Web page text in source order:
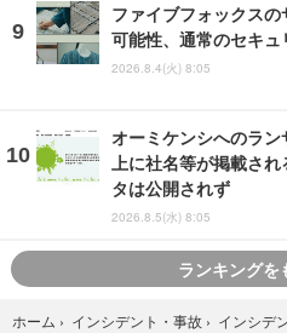
ファイブフォックス
可能性、通常のセキ
2026.8.4(火) 8:05
オーミケンシへのラ
上に社名等が掲載さ
タは公開されず
2026.8.5(水) 8:05
ランキングを
ホーム › インシデント・事故 › インシデ